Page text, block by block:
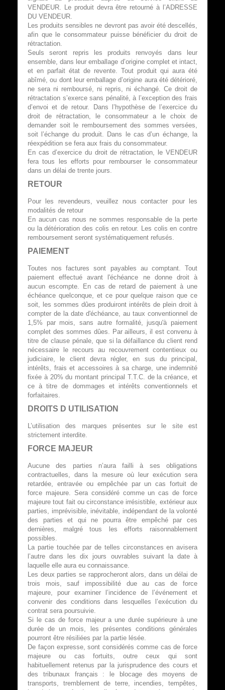
VENDEUR. Le produit devra être retourné à l’ADRESSE
DU VENDEUR.
Les produits sensibles ne devront pas avoir été descellés,
afin que le consommateur puisse bénéficier du droit de
rétractation.
Seuls seront repris les produits renvoyés dans leur
ensemble, dans leur emballage d’origine complet et intact,
et en parfait état de revente. Tout produit qui aura été
abîmé, ou dont leur emballage d’origine aura été détérioré,
ne sera ni remboursé, ni repris, ni échangé. Ce droit de
rétractation s’exerce sans pénalité, à l’exception des frais
d’envoi et de retour. Dans l’hypothèse de l’exercice du
droit de rétractation, le consommateur a le choix de
demander soit le remboursement des sommes versées,
soit l’échange du produit. Dans le cas d’un échange, la
réexpédition se fera aux frais du consommateur.
En cas d’exercice du droit de rétractation, le VENDEUR
fera tous les efforts pour rembourser le consommateur
dans un délai de trente jours.
RETOUR
Pour les revendeurs, veuillez nous contacter pour les
modalités de retour
En aucun cas nous ne sommes responsable de la perte
ou la détérioration des colis en retour. Les colis en contre
remboursement seront systématiquement refusés.
PAIEMENT
Toutes nos factures sont payables au comptant. Tout
paiement effectué avant l'échéance ne donne droit à
aucun escompte. En cas de retard de paiement à une
échéance quelconque, et ce pour quelque raison que ce
soit, les sommes dûes produiront intérêts de plein droit à
compter de la date d'échéance, au taux conventionnel de
1,5% par mois, sans autre formalité, jusqu'à paiement
complet des sommes dûes. Par ailleurs, il est convenu à
titre de clause pénale, que si la défaillance du client rend
nécessaire le recours au recouvrement contentieux ou
judiciaire, le client devra régler, en sus du principal,
intérêts, frais et accessoires à sa charge, une indemnité
fixée à 20% du montant principal T.T.C. de la créance, et
ce à titre de dommages et intérêts conventionnels et
forfaitaires.
DROITS D UTILISATION
L’utilisation des marques présentes sur le site est
strictement interdite.
FORCE MAJEUR
Aucune des parties n’aura failli à ses obligations
contractuelles, dans la mesure où leur exécution sera
retardée, entravée ou empêchée par un cas fortuit de
force majeure. Sera considéré comme un cas de force
majeure tout fait ou circonstance irrésistible, extérieur aux
parties, imprévisible, inévitable, indépendant de la volonté
des parties et qui ne pourra être empêché par ces
dernières, malgré tous les efforts raisonnablement
possibles.
La partie touchée par de telles circonstances en avisera
l’autre dans les dix jours ouvrables suivant la date à
laquelle elle aura eu connaissance.
Les deux parties se rapprocheront alors, dans un délai de
trois mois, sauf impossibilité due au cas de force
majeure, pour examiner l’incidence de l’événement et
convenir des conditions dans lesquelles l’exécution du
contrat sera poursuivie.
Si le cas de force majeur a une durée supérieure à une
durée de un mois, les présentes conditions générales
pourront être résiliées par la partie lésée.
De façon expresse, sont considérés comme cas de force
majeure ou cas fortuits, outre ceux qui sont
habituellement retenus par la jurisprudence des cours et
des tribunaux français : le blocage des moyens de
transports, tremblement de terre, incendies, tempêtes,